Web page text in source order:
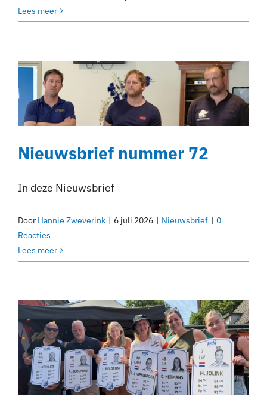
Lees meer
Nieuwsbrief nummer 72
In deze Nieuwsbrief
Door Hannie Zweverink | 6 juli 2026 | Nieuwsbrief | 0
Reacties
Lees meer